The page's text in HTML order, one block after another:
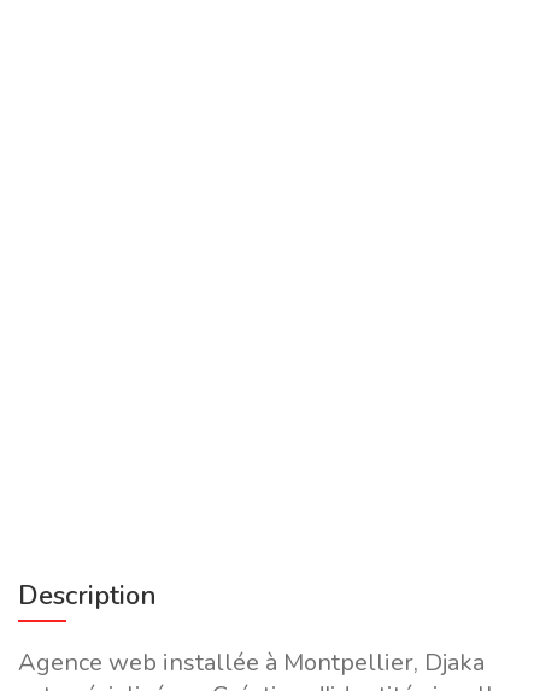
Description
Agence web installée à Montpellier, Djaka